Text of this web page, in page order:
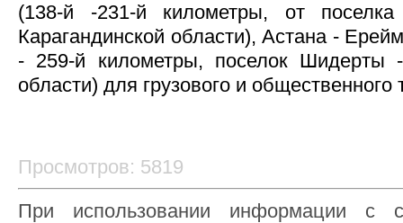
(138-й -231-й километры, от
Карагандинской области), Астана -
- 259-й километры, поселок Шидерты
области) для грузового и общественного
Просмотров: 5819
При использовании информации с